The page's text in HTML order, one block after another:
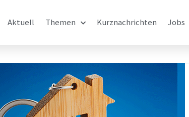
Aktuell Themen Kurznachrichten Jobs